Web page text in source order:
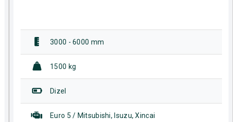
3000 - 6000 mm
1500 kg
Dizel
Euro 5 / Mitsubishi, Isuzu, Xincai